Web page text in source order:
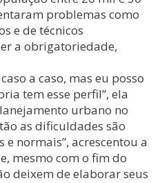
problemas como
e de técnicos
a obrigatoriedade,
a caso, mas eu posso
tem esse perfil”, ela
urbano no
as dificuldades são
normais”, acrescentou a
mesmo com o fim do
deixem de elaborar seus